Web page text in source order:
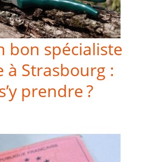
bon spécialiste
à Strasbourg :
prendre ?